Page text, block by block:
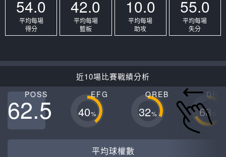
54.0
平均每場
得分
42.0
平均每場
籃板
10.0
平均每場
助攻
55.0
平均每場
失分
近10場比賽戰績分析
POSS
62.5 EFG
40%
OREB
32% 68
平均球權數